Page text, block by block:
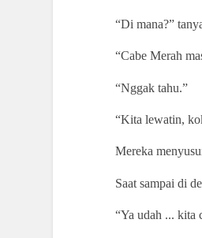
“Di mana?”
“Cabe Merah
“Nggak tahu.”
“Kita lewatin,
Mereka
Saat sampai di
“Ya udah ... kita